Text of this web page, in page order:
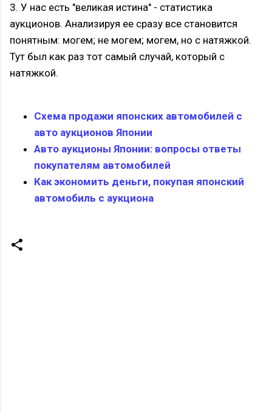
3. У нас есть "великая истина" - статистика
аукционов. Анализируя ее сразу все становится
понятным: могем; не могем; могем, но с натяжкой.
Тут был как раз тот самый случай, который с
натяжкой.
Схема продажи японских автомобилей с
авто аукционов Японии
Авто аукционы Японии: вопросы ответы
покупателям автомобилей
Как экономить деньги, покупая японский
автомобиль с аукциона